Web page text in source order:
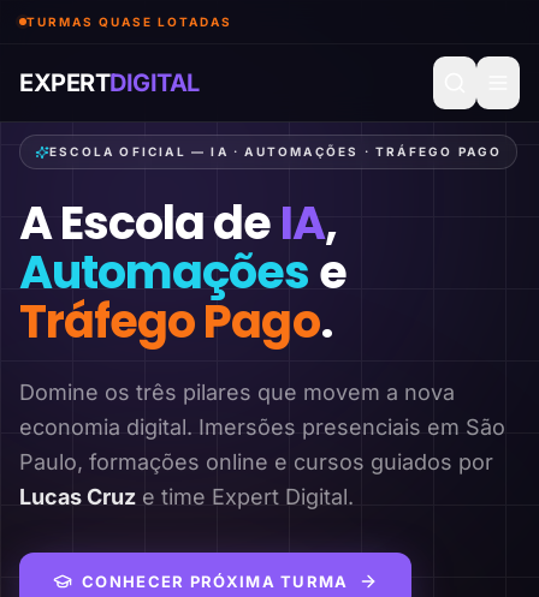
TURMAS QUASE LOTADAS
EXPERTDIGITAL
ESCOLA OFICIAL — IA · AUTOMAÇÕES · TRÁFEGO PAGO
A Escola deIA,
Automaçõese
Tráfego Pago.
Domine os três pilares que movem a nova
economia digital. Imersões presenciais em São
Paulo, formações online e cursos guiados por
Lucas Cruz e time Expert Digital.
CONHECER PRÓXIMA TURMA